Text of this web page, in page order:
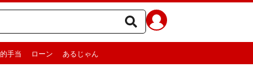
手当 ローン あるじゃん